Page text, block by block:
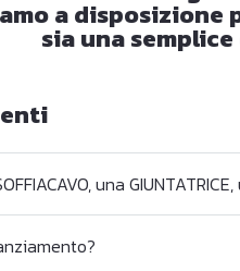
a disposizione
sia una
una GIUNTATRICE,